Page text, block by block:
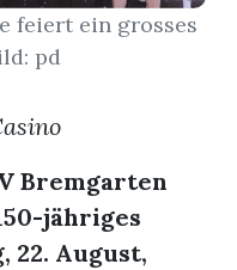
feiert ein grosses
pd
Bremgarten
jähriges
22. August,